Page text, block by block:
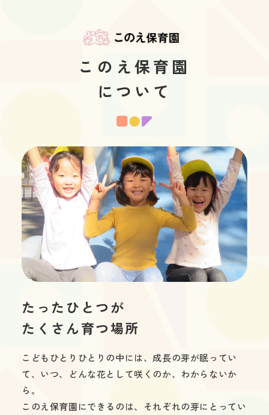
このえ保育園
について
たったひとつが
たくさん育つ場所
こどもひとりひとりの中には、成長の芽が眠ってい
て、いつ、どんな花として咲くのか、わからないか
ら。
このえ保育園にできるのは、それぞれの芽にとってい